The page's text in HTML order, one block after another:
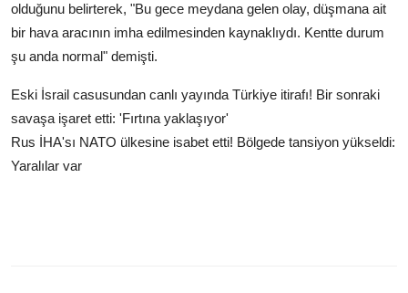
olduğunu belirterek, "Bu gece meydana gelen olay, düşmana ait
bir hava aracının imha edilmesinden kaynaklıydı. Kentte durum
şu anda normal" demişti.
Eski İsrail casusundan canlı yayında Türkiye itirafı! Bir sonraki
savaşa işaret etti: 'Fırtına yaklaşıyor'
Rus İHA'sı NATO ülkesine isabet etti! Bölgede tansiyon yükseldi:
Yaralılar var